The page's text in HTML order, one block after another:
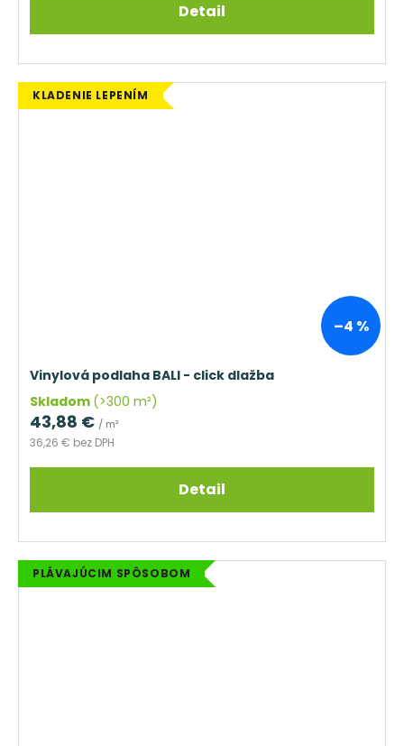
Detail
KLADENIE LEPENÍM
–4 %
Vinylová podlaha BALI - click dlažba
Skladom (>300 m²)
36,26 € bez DPH
43,88 € / m²
Detail
PLÁVAJÚCIM SPÔSOBOM